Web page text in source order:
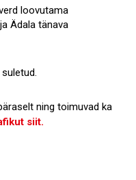
loovutama
Ädala tänava
ning toimuvad ka
siit.